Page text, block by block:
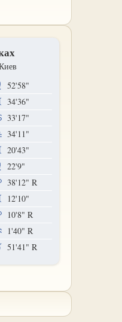
52'58"
34'36"
33'17"
34'11"
20'43"
22'9"
38'12" R
12'10"
10'8" R
1'40" R
51'41" R